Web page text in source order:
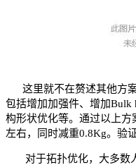
这里就不在赘述其他方
包括增加加强件、增加Bulk
构形状优化等。通过以上方
左右，同时减重0.8Kg。验
对于拓扑优化，大多数